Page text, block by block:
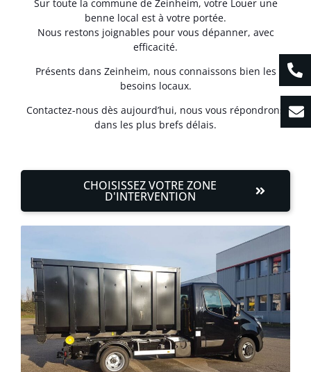
Sur toute la commune de Zeinheim, votre Louer une
benne local est à votre portée.
Nous restons joignables pour vous dépanner, avec
efficacité.
Présents dans Zeinheim, nous connaissons bien les
besoins locaux.
Contactez-nous dès aujourd’hui, nous vous répondrons
dans les plus brefs délais.
CHOISISSEZ VOTRE ZONE
D'INTERVENTION